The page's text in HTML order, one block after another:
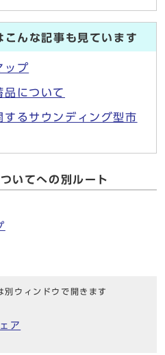
こんな記事も見ています
ップ
品について
するサウンディング型市
いてへの別ルート
別ウィンドウで開きます
ア